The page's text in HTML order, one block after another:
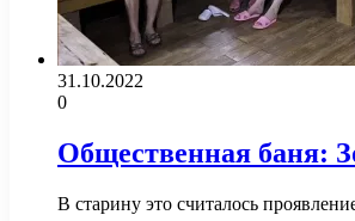
31.10.2022
0
Общественная баня:
В старину это считалось